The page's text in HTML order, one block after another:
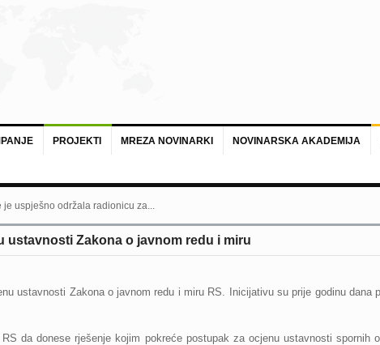
PROJEKTI MREZA NOVINARKI NOVINARSKA AKADEMIJA
uspješno održala radionicu za...
ustavnosti Zakona o javnom redu i miru
ustavnosti Zakona o javnom redu i miru RS. Inicijativu su prije godinu dana
da donese rješenje kojim pokreće postupak za ocjenu ustavnosti spornih